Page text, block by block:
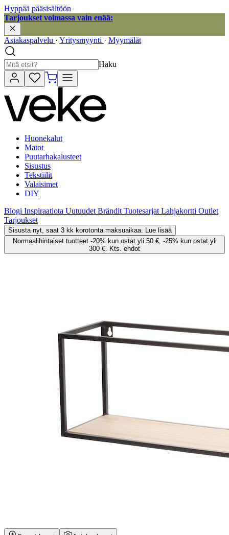
Hyppää pääsisältöön
Tarjoukset voimassa vain enää:
Asiakaspalvelu · Yritysmyynti · Myymälät
Haku
Huonekalut
Matot
Puutarhakalusteet
Sisustus
Tekstiilit
Valaisimet
DIY
Blogi Inspiraatiota Uutuudet Brändit Tuotesarjat Lahjakortti Outlet
Tarjoukset
Sisusta nyt, saat 3 kk korotonta maksuaikaa. Lue lisää
Normaalihintaiset tuotteet -20% kun ostat yli 50 €, -25% kun ostat yli
300 €. Kts. ehdot